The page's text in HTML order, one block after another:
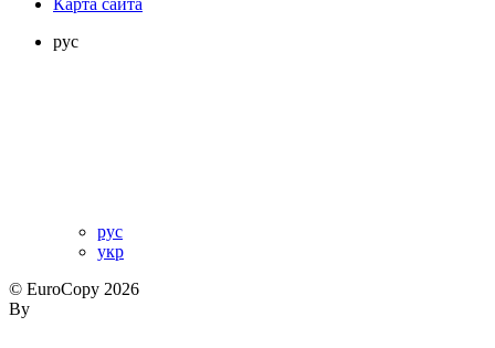
Карта сайта
рус
рус
укр
© EuroCopy 2026
By